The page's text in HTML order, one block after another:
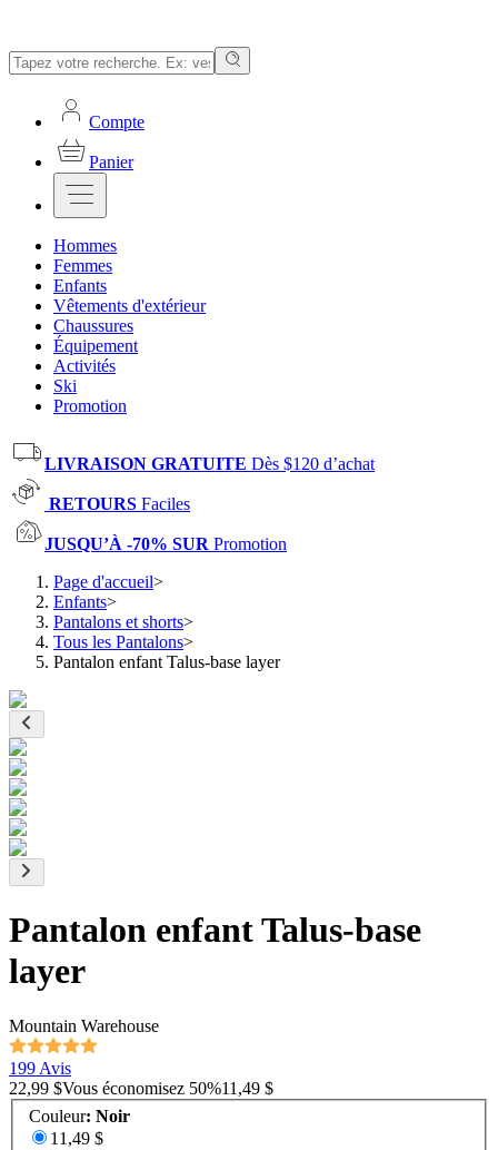
Compte
Panier
Hommes
Femmes
Enfants
Vêtements d'extérieur
Chaussures
Équipement
Activités
Ski
Promotion
LIVRAISON GRATUITE Dès $120 d’achat
RETOURS Faciles
JUSQU’À -70% SUR Promotion
Page d'accueil>
Enfants>
Pantalons et shorts>
Tous les Pantalons>
Pantalon enfant Talus-base layer
Pantalon enfant Talus-base
layer
Mountain Warehouse
199 Avis
22,99 $Vous économisez 50%11,49 $
Couleur: Noir
11,49 $